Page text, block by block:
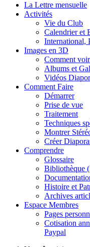
La Lettre mensuelle
Activités
Vie du Club
Calendrier et
International,
Images en 3D
Comment
Albums et
Vidéos
Comment Faire
Démarrer
Prise de vue
Traitement
Techniques
Montrer
Créer
Comprendre
Glossaire
Bibliothèque
Histoire et
Archives
Espace Membres
Pages
Cotisation
Paypal